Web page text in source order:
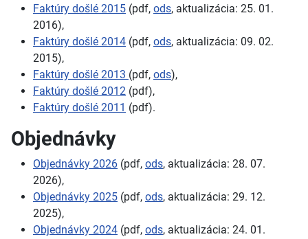
Faktúry došlé 2015 (pdf, ods, aktualizácia: 25. 01.
2016),
Faktúry došlé 2014 (pdf, ods, aktualizácia: 09. 02.
2015),
Faktúry došlé 2013 (pdf, ods),
Faktúry došlé 2012 (pdf),
Faktúry došlé 2011 (pdf).
Objednávky
Objednávky 2026 (pdf, ods, aktualizácia: 28. 07.
2026),
Objednávky 2025 (pdf, ods, aktualizácia: 29. 12.
2025),
Objednávky 2024 (pdf, ods, aktualizácia: 24. 01.